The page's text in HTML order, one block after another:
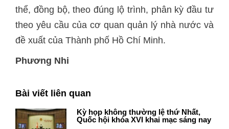
thể, đồng bộ, theo đúng lộ trình, phân kỳ đầu tư
theo yêu cầu của cơ quan quản lý nhà nước và
đề xuất của Thành phố Hồ Chí Minh.
Phương Nhi
Bài viết liên quan
Kỳ họp không thường lệ thứ Nhất,
Quốc hội khóa XVI khai mạc sáng nay